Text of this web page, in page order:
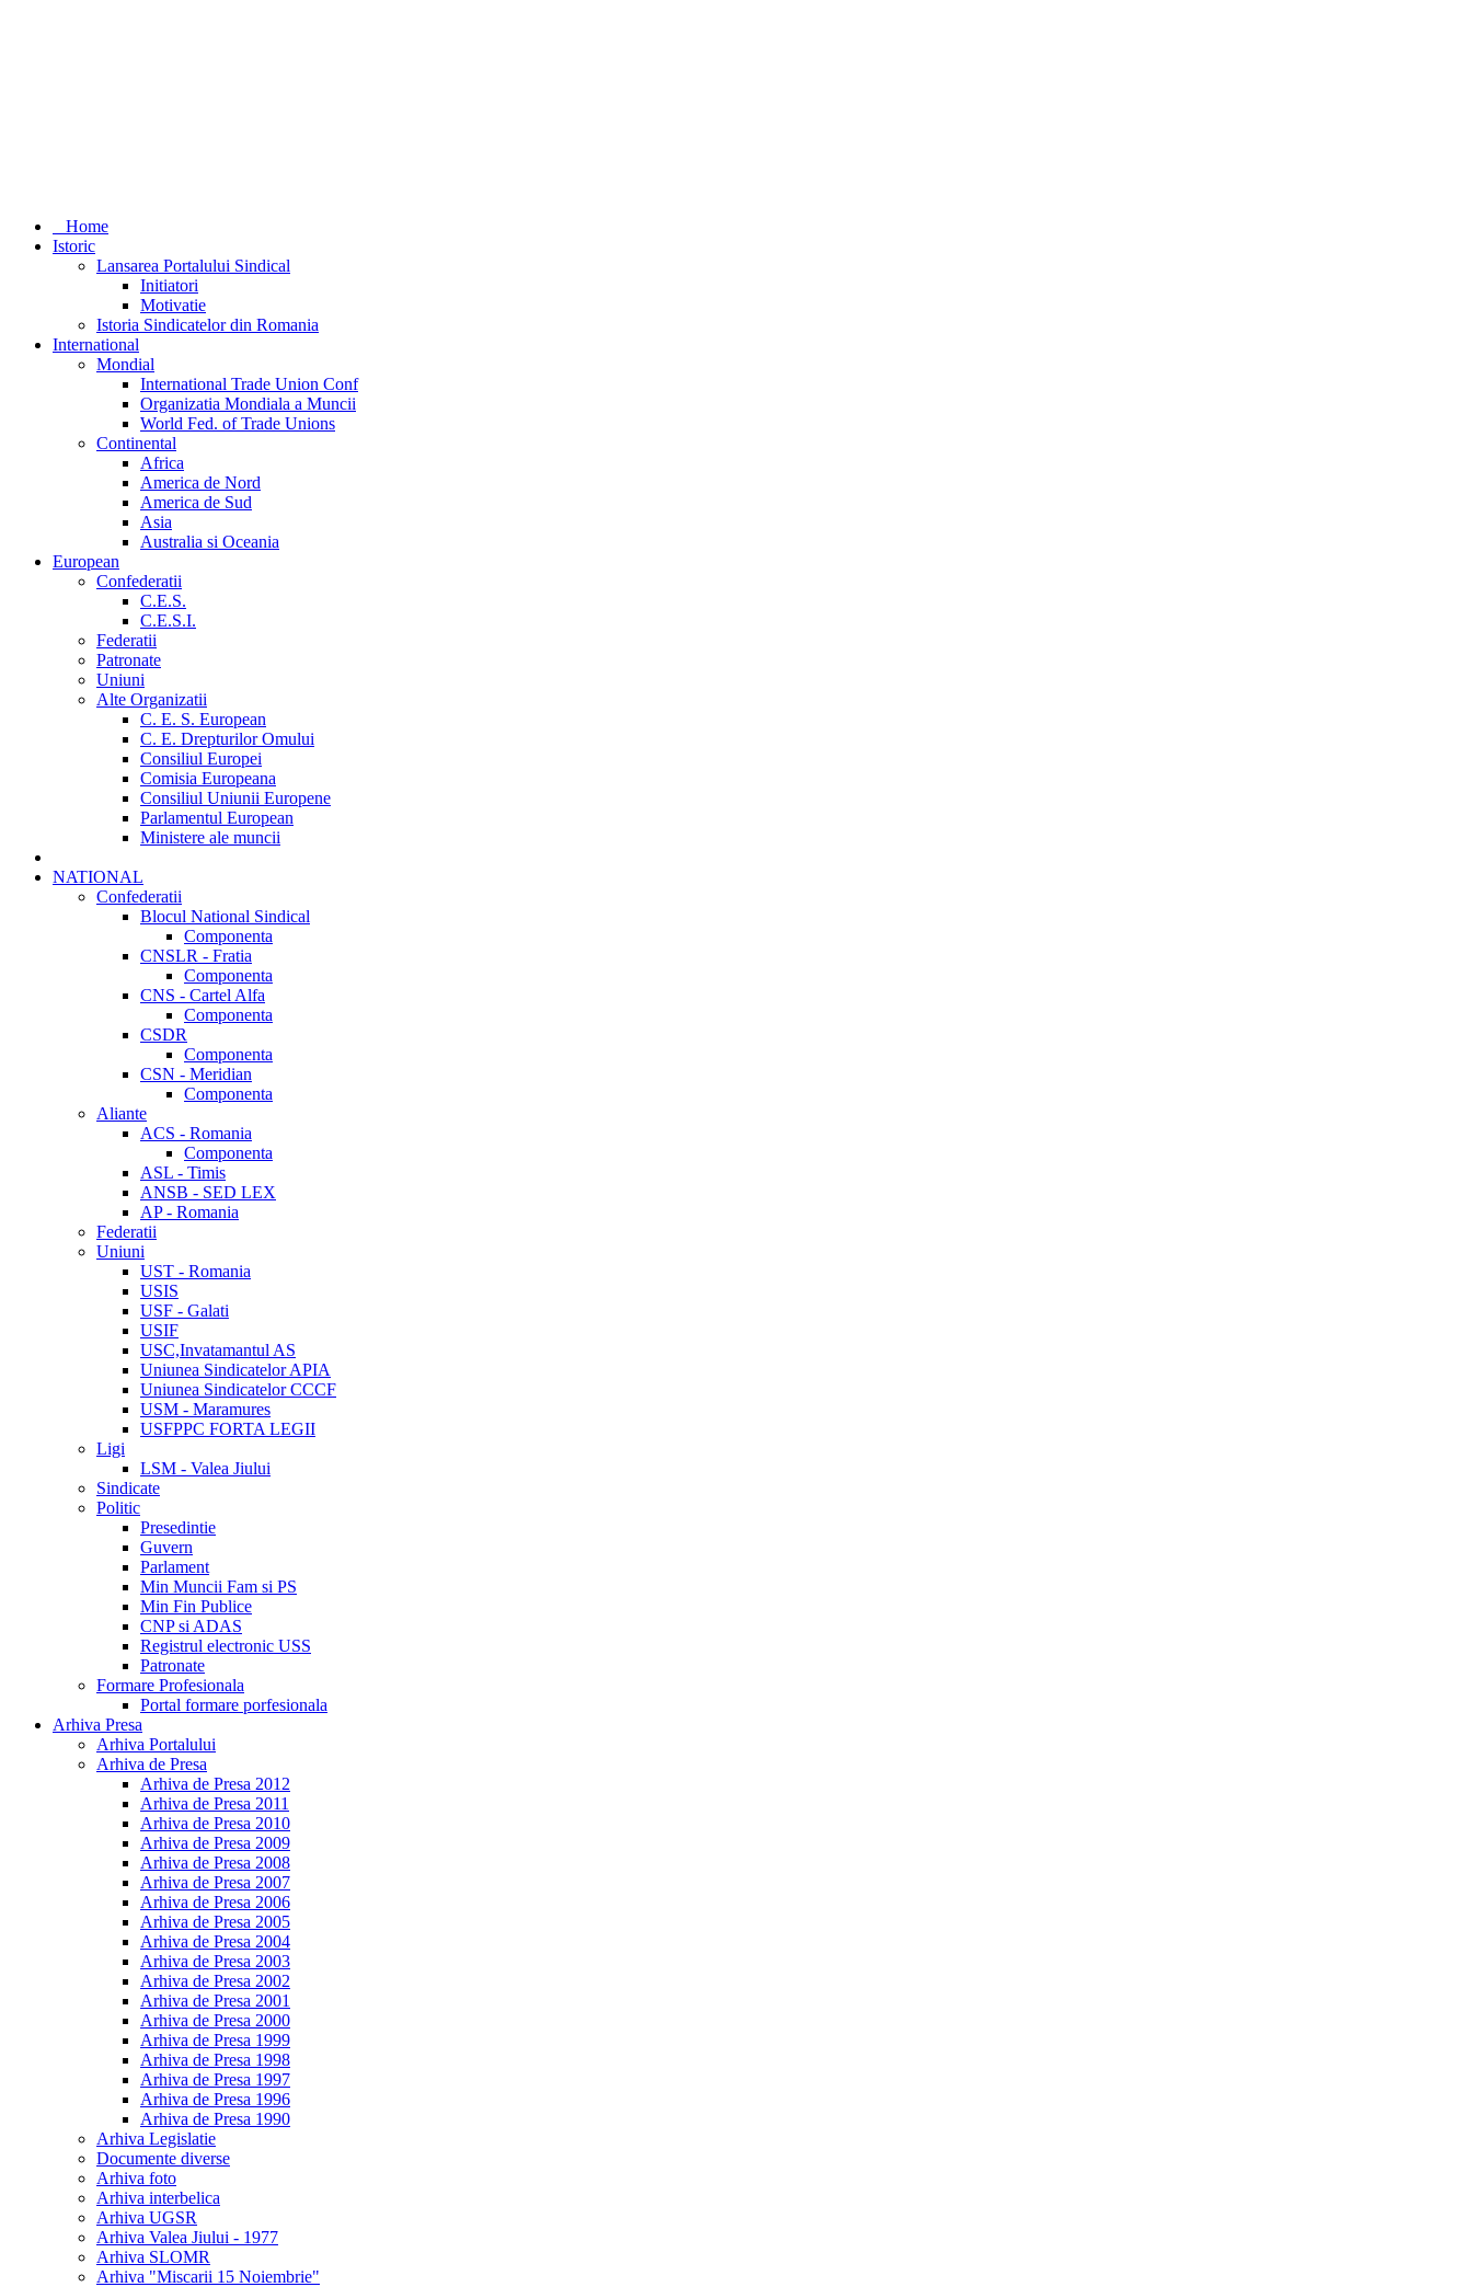
Home
Istoric
Lansarea Portalului Sindical
Initiatori
Motivatie
Istoria Sindicatelor din Romania
International
Mondial
International Trade Union Conf
Organizatia Mondiala a Muncii
World Fed. of Trade Unions
Continental
Africa
America de Nord
America de Sud
Asia
Australia si Oceania
European
Confederatii
C.E.S.
C.E.S.I.
Federatii
Patronate
Uniuni
Alte Organizatii
C. E. S. European
C. E. Drepturilor Omului
Consiliul Europei
Comisia Europeana
Consiliul Uniunii Europene
Parlamentul European
Ministere ale muncii
NATIONAL
Confederatii
Blocul National Sindical
Componenta
CNSLR - Fratia
Componenta
CNS - Cartel Alfa
Componenta
CSDR
Componenta
CSN - Meridian
Componenta
Aliante
ACS - Romania
Componenta
ASL - Timis
ANSB - SED LEX
AP - Romania
Federatii
Uniuni
UST - Romania
USIS
USF - Galati
USIF
USC,Invatamantul AS
Uniunea Sindicatelor APIA
Uniunea Sindicatelor CCCF
USM - Maramures
USFPPC FORTA LEGII
Ligi
LSM - Valea Jiului
Sindicate
Politic
Presedintie
Guvern
Parlament
Min Muncii Fam si PS
Min Fin Publice
CNP si ADAS
Registrul electronic USS
Patronate
Formare Profesionala
Portal formare porfesionala
Arhiva Presa
Arhiva Portalului
Arhiva de Presa
Arhiva de Presa 2012
Arhiva de Presa 2011
Arhiva de Presa 2010
Arhiva de Presa 2009
Arhiva de Presa 2008
Arhiva de Presa 2007
Arhiva de Presa 2006
Arhiva de Presa 2005
Arhiva de Presa 2004
Arhiva de Presa 2003
Arhiva de Presa 2002
Arhiva de Presa 2001
Arhiva de Presa 2000
Arhiva de Presa 1999
Arhiva de Presa 1998
Arhiva de Presa 1997
Arhiva de Presa 1996
Arhiva de Presa 1990
Arhiva Legislatie
Documente diverse
Arhiva foto
Arhiva interbelica
Arhiva UGSR
Arhiva Valea Jiului - 1977
Arhiva SLOMR
Arhiva "Miscarii 15 Noiembrie"